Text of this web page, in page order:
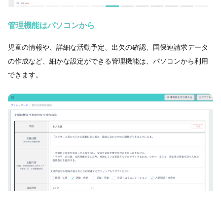
管理機能はパソコンから
児童の情報や、詳細な活動予定、出欠の確認、国保連請求データ
の作成など、細かな設定ができる管理機能は、パソコンから利用
できます。